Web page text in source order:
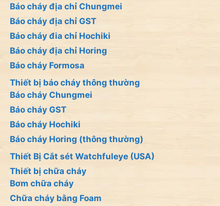
Báo cháy địa chỉ Chungmei
Báo cháy địa chỉ GST
Báo cháy đia chỉ Hochiki
Báo cháy địa chỉ Horing
Báo cháy Formosa
Thiết bị báo cháy thông thường
Báo cháy Chungmei
Báo cháy GST
Báo cháy Hochiki
Báo cháy Horing (thông thường)
Thiết Bị Cắt sét Watchfuleye (USA)
Thiết bị chữa cháy
Bơm chữa cháy
Chữa cháy bằng Foam